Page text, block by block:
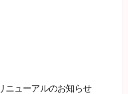
ニューアルのお知らせ